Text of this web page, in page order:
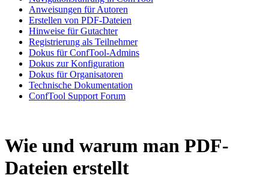
Anweisungen für Autoren
Erstellen von PDF-Dateien
Hinweise für Gutachter
Registrierung als Teilnehmer
Dokus für ConfTool-Admins
Dokus zur Konfiguration
Dokus für Organisatoren
Technische Dokumentation
ConfTool Support Forum
Wie und warum man PDF-
Dateien erstellt